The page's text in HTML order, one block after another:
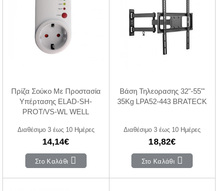
Πρίζα Σούκο Με Προστασία
Υπέρτασης ELAD-SH-
PROT/VS-WL WELL
Διαθέσιμο 3 έως 10 Ημέρες
14,14€
Στο Καλάθι
Βάση Τηλεορασης 32"-55"'
35Kg LPA52-443 BRATECK
Διαθέσιμο 3 έως 10 Ημέρες
18,82€
Στο Καλάθι